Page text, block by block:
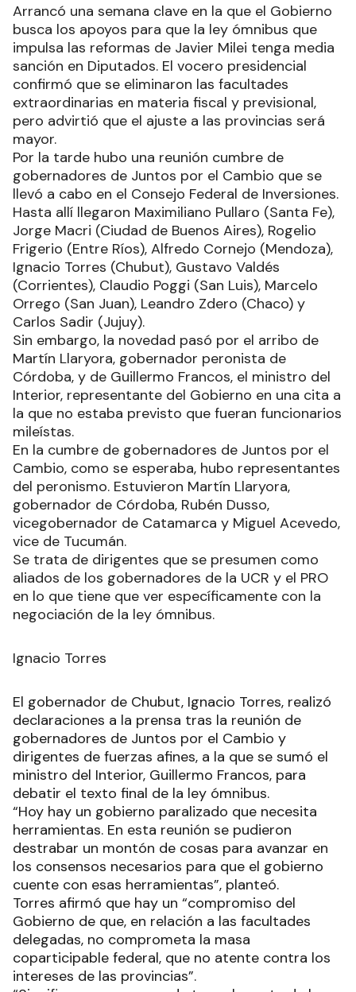
Arrancó una semana clave en la que el Gobierno
busca los apoyos para que la ley ómnibus que
impulsa las reformas de Javier Milei tenga media
sanción en Diputados. El vocero presidencial
confirmó que se eliminaron las facultades
extraordinarias en materia fiscal y previsional,
pero advirtió que el ajuste a las provincias será
mayor.
Por la tarde hubo una reunión cumbre de
gobernadores de Juntos por el Cambio que se
llevó a cabo en el Consejo Federal de Inversiones.
Hasta allí llegaron Maximiliano Pullaro (Santa Fe),
Jorge Macri (Ciudad de Buenos Aires), Rogelio
Frigerio (Entre Ríos), Alfredo Cornejo (Mendoza),
Ignacio Torres (Chubut), Gustavo Valdés
(Corrientes), Claudio Poggi (San Luis), Marcelo
Orrego (San Juan), Leandro Zdero (Chaco) y
Carlos Sadir (Jujuy).
Sin embargo, la novedad pasó por el arribo de
Martín Llaryora, gobernador peronista de
Córdoba, y de Guillermo Francos, el ministro del
Interior, representante del Gobierno en una cita a
la que no estaba previsto que fueran funcionarios
mileístas.
En la cumbre de gobernadores de Juntos por el
Cambio, como se esperaba, hubo representantes
del peronismo. Estuvieron Martín Llaryora,
gobernador de Córdoba, Rubén Dusso,
vicegobernador de Catamarca y Miguel Acevedo,
vice de Tucumán.
Se trata de dirigentes que se presumen como
aliados de los gobernadores de la UCR y el PRO
en lo que tiene que ver específicamente con la
negociación de la ley ómnibus.
Ignacio Torres
El gobernador de Chubut, Ignacio Torres, realizó
declaraciones a la prensa tras la reunión de
gobernadores de Juntos por el Cambio y
dirigentes de fuerzas afines, a la que se sumó el
ministro del Interior, Guillermo Francos, para
debatir el texto final de la ley ómnibus.
“Hoy hay un gobierno paralizado que necesita
herramientas. En esta reunión se pudieron
destrabar un montón de cosas para avanzar en
los consensos necesarios para que el gobierno
cuente con esas herramientas”, planteó.
Torres afirmó que hay un “compromiso del
Gobierno de que, en relación a las facultades
delegadas, no comprometa la masa
coparticipable federal, que no atente contra los
intereses de las provincias”.